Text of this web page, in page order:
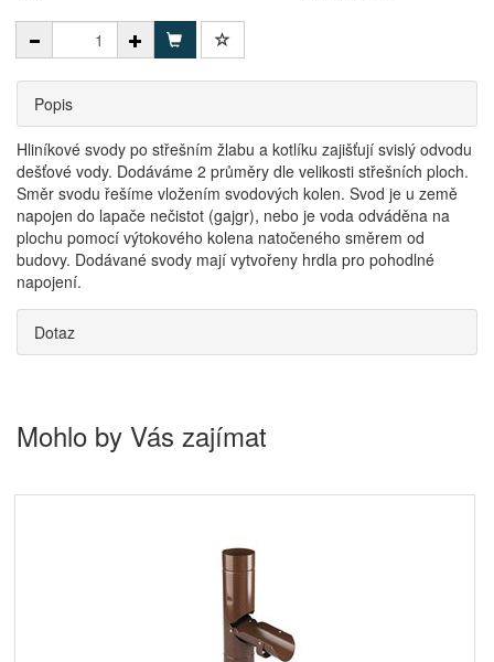
Popis
Hliníkové svody po střešním žlabu a kotlíku zajišťují svislý odvodu
dešťové vody. Dodáváme 2 průměry dle velikosti střešních ploch.
Směr svodu řešíme vložením svodových kolen. Svod je u země
napojen do lapače nečistot (gajgr), nebo je voda odváděna na
plochu pomocí výtokového kolena natočeného směrem od
budovy. Dodávané svody mají vytvořeny hrdla pro pohodlné
napojení.
Dotaz
Mohlo by Vás zajímat